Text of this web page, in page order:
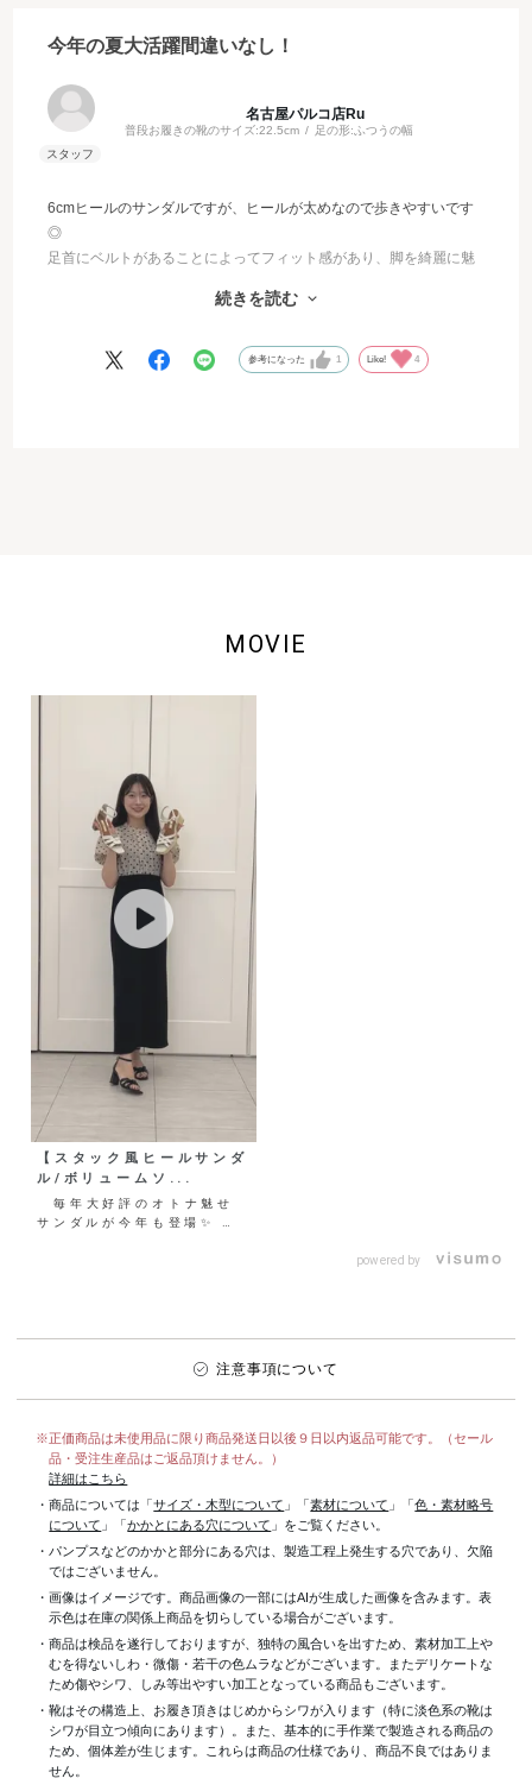
今年の夏大活躍間違いなし！
名古屋パルコ店Ru
普段お履きの靴のサイズ:22.5cm 足の形:ふつうの幅
6cmヒールのサンダルですが、ヒールが太めなので歩きやすいです
◎
足首にベルトがあることによってフィット感があり、脚を綺麗に魅
カジュアルにもフェミニンにも合わせてお使い頂きやすい1足で
続きを読む
参考になった 1 Like! 4
MOVIE
【スタック風ヒールサンダ
ル/ボリュームソ...
毎年大好評のオトナ魅せ
サンダルが今年も登場✨ 歩
powered by
注意事項について
※正価商品は未使用品に限り商品発送日以後９日以内返品可能です。（セール
品・受注生産品はご返品頂けません。）
詳細はこちら
・商品については「サイズ・木型について 」「素材について 」「色・素材略号
について 」「かかとにある穴について 」をご覧ください。
・パンプスなどのかかと部分にある穴は、製造工程上発生する穴であり、欠陥
ではございません。
・画像はイメージです。商品画像の一部にはAIが生成した画像を含みます。表
示色は在庫の関係上商品を切らしている場合がございます。
・商品は検品を遂行しておりますが、独特の風合いを出すため、素材加工上
むを得ないしわ・微傷・若干の色ムラなどがございます。またデリケートな
ため傷やシワ、しみ等出やすい加工となっている商品もございます。
・靴はその構造上、お履き頂きはじめからシワが入ります（特に淡色系の靴は
シワが目立つ傾向にあります）。また、基本的に手作業で製造される商品の
ため、個体差が生じます。これらは商品の仕様であり、商品不良ではありま
せん。